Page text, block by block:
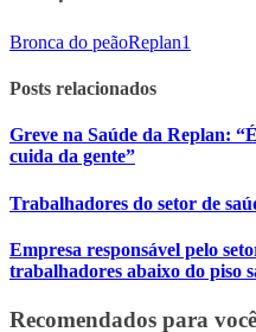
Bronca do peãoReplan1
Posts relacionados
Greve na Saúde da Replan:
cuida da gente”
Trabalhadores do setor de
Empresa responsável pelo
trabalhadores abaixo do piso
Recomendados para você